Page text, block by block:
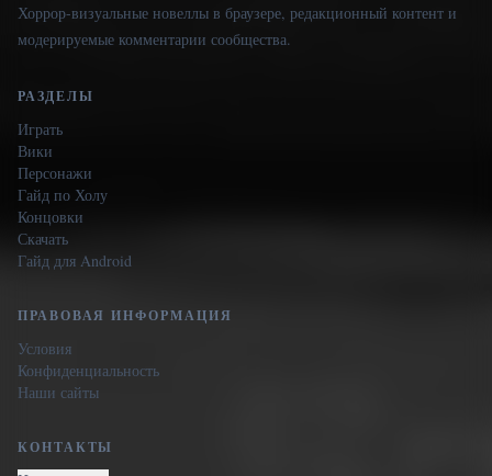
Хоррор-визуальные новеллы в браузере, редакционный контент и
модерируемые комментарии сообщества.
РАЗДЕЛЫ
Играть
Вики
Персонажи
Гайд по Холу
Концовки
Скачать
Гайд для Android
ПРАВОВАЯ ИНФОРМАЦИЯ
Условия
Конфиденциальность
Наши сайты
КОНТАКТЫ